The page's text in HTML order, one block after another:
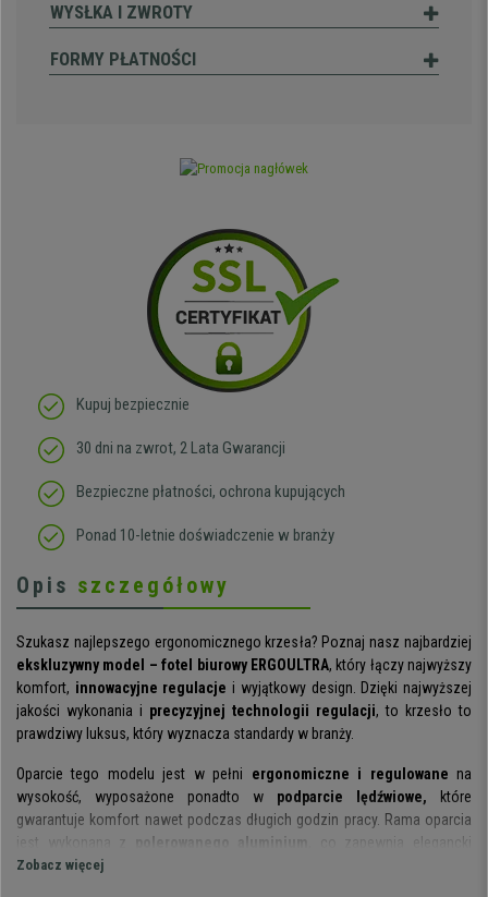
WYSŁKA I ZWROTY
FORMY PŁATNOŚCI
Kupuj bezpiecznie
30 dni na zwrot, 2 Lata Gwarancji
Bezpieczne płatności, ochrona kupujących
Ponad 10-letnie doświadczenie w branży
Opis szczegółowy
Szukasz najlepszego ergonomicznego krzesła? Poznaj nasz najbardziej
ekskluzywny model – fotel biurowy ERGOULTRA, który łączy najwyższy
komfort, innowacyjne regulacje i wyjątkowy design. Dzięki najwyższej
jakości wykonania i precyzyjnej technologii regulacji, to krzesło to
prawdziwy luksus, który wyznacza standardy w branży.
Oparcie tego modelu jest w pełni ergonomiczne i regulowane na
wysokość, wyposażone ponadto w podparcie lędźwiowe, które
gwarantuje komfort nawet podczas długich godzin pracy. Rama oparcia
jest wykonana z
, co zapewnia elegancki
wygląd i niezrównaną trwałość. Oferuje aż
Zobacz więcej